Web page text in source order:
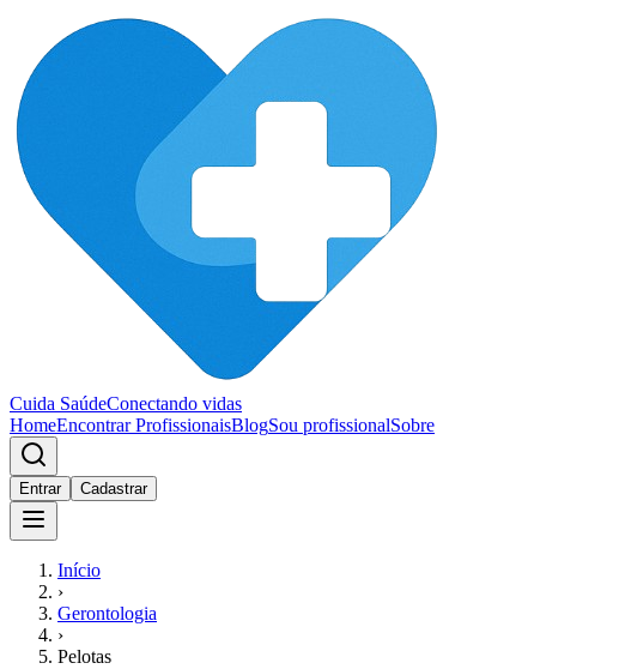
Cuida SaúdeConectando vidas
HomeEncontrar ProfissionaisBlogSou profissionalSobre
Entrar Cadastrar
Início
›
Gerontologia
›
Pelotas